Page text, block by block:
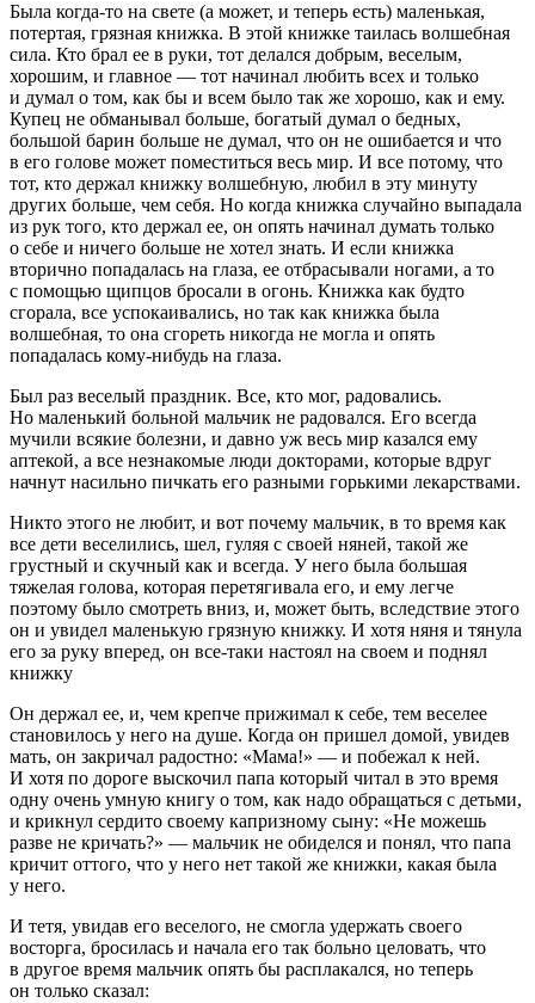
Была когда-то на свете (а может, и теперь есть) маленькая,
потертая, грязная книжка. В этой книжке таилась волшебная
сила. Кто брал ее в руки, тот делался добрым, веселым,
хорошим, и главное — тот начинал любить всех и только
и думал о том, как бы и всем было так же хорошо, как и ему.
Купец не обманывал больше, богатый думал о бедных,
большой барин больше не думал, что он не ошибается и что
в его голове может поместиться весь мир. И все потому, что
тот, кто держал книжку волшебную, любил в эту минуту
других больше, чем себя. Но когда книжка случайно выпадала
из рук того, кто держал ее, он опять начинал думать только
о себе и ничего больше не хотел знать. И если книжка
вторично попадалась на глаза, ее отбрасывали ногами, а то
с помощью щипцов бросали в огонь. Книжка как будто
сгорала, все успокаивались, но так как книжка была
волшебная, то она сгореть никогда не могла и опять
попадалась кому-нибудь на глаза.
Был раз веселый праздник. Все, кто мог, радовались.
Но маленький больной мальчик не радовался. Его всегда
мучили всякие болезни, и давно уж весь мир казался ему
аптекой, а все незнакомые люди докторами, которые вдруг
начнут насильно пичкать его разными горькими лекарствами.
Никто этого не любит, и вот почему мальчик, в то время как
все дети веселились, шел, гуляя с своей няней, такой же
грустный и скучный как и всегда. У него была большая
тяжелая голова, которая перетягивала его, и ему легче
поэтому было смотреть вниз, и, может быть, вследствие этого
он и увидел маленькую грязную книжку. И хотя няня и тянула
его за руку вперед, он все-таки настоял на своем и поднял
книжку
Он держал ее, и, чем крепче прижимал к себе, тем веселее
становилось у него на душе. Когда он пришел домой, увидев
мать, он закричал радостно: «Мама!» — и побежал к ней.
И хотя по дороге выскочил папа который читал в это время
одну очень умную книгу о том, как надо обращаться с детьми,
и крикнул сердито своему капризному сыну: «Не можешь
разве не кричать?» — мальчик не обиделся и понял, что папа
кричит оттого, что у него нет такой же книжки, какая была
у него.
И тетя, увидав его веселого, не смогла удержать своего
восторга, бросилась и начала его так больно целовать, что
в другое время мальчик опять бы расплакался, но теперь
он только сказал: